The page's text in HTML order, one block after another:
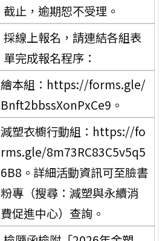
截止，逾期恕不受理。
採線上報名，請連結各組表
單完成報名程序：
繪本組：https://forms.gle/
Bnft2bbssXonPxCe9。
減塑衣櫥行動組：https://fo
rms.gle/8m73RC83C5v5q5
6B8。詳細活動資訊可至臉書
粉專（搜尋：減塑與永續消
費促進中心）查詢。